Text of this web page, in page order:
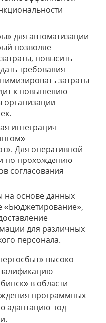
для автоматизации
позволяет
повысить
требования
затраты
к повышению
организации
интеграция
Для оперативной
по прохождению
согласования
на основе данных
«Бюджетирование»,
для различных
персонала.
высоко
в области
программных
адаптацию под